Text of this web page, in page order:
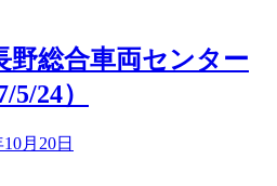
野総合車両センター
24）
月20日